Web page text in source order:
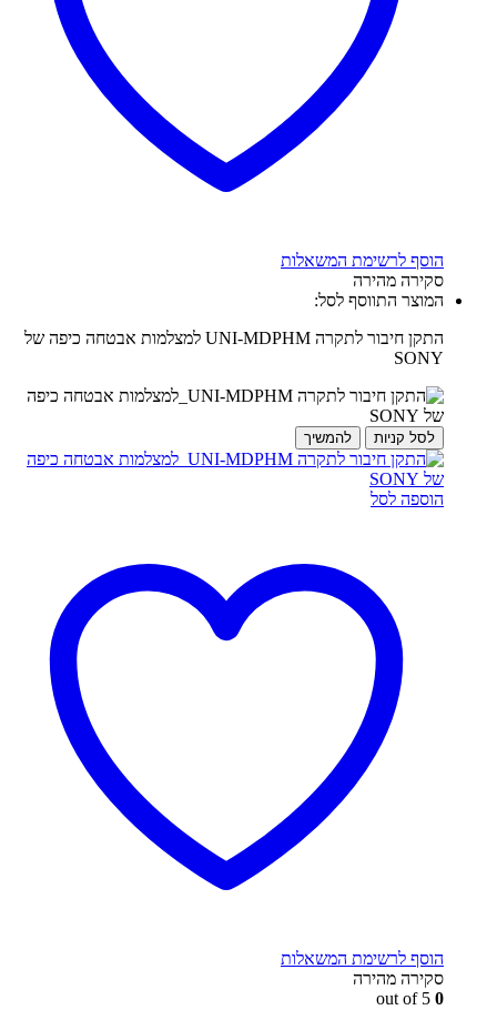
הוסף לרשימת המשאלות
סקירה מהירה
המוצר התווסף לסל:
התקן חיבור לתקרה UNI-MDPHM למצלמות אבטחה כיפה של
SONY
לסל קניות להמשיך
הוספה לסל
הוסף לרשימת המשאלות
סקירה מהירה
0